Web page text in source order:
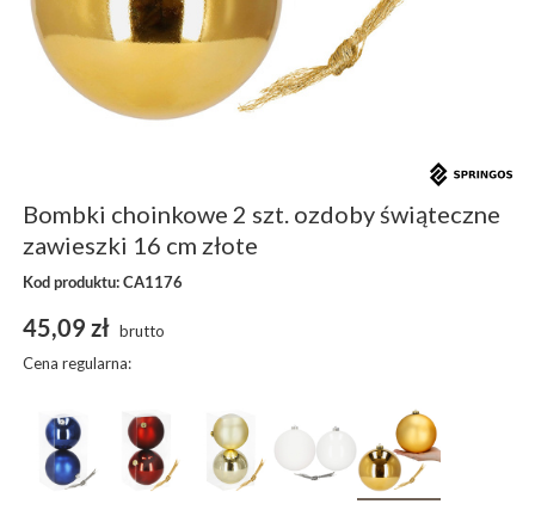
Bombki choinkowe 2 szt. ozdoby świąteczne
zawieszki 16 cm złote
Kod produktu: CA1176
45,09 zł brutto
Cena regularna: